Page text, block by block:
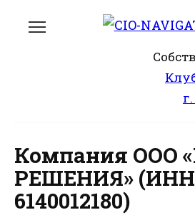
Компания ООО
РЕШЕНИЯ» (ИНН
6140012180)